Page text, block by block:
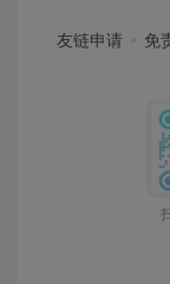
友链申请 免